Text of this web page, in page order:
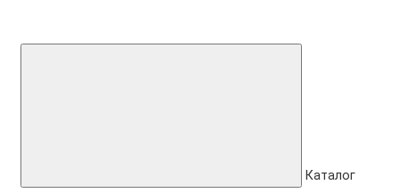
Каталог